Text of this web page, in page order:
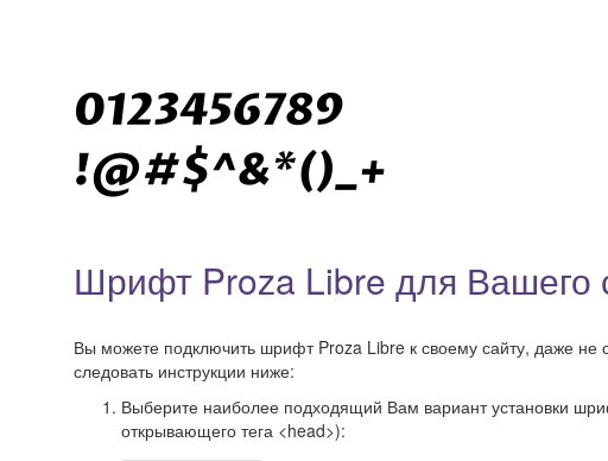
Шрифт Proza Libre для Вашего
Вы можете подключить шрифт Proza Libre к своему сайту, даже не
следовать инструкции ниже:
Выберите наиболее подходящий Вам вариант установки
открывающего тега <head>):